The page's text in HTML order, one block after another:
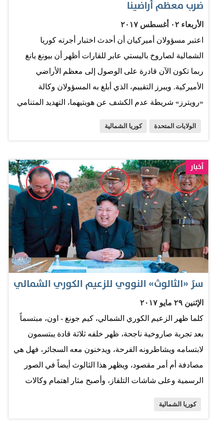
ضرب معظم أراضينا
الأربعاء ٠٢ أغسطس ٢٠١٧
اعتبر مسؤولان أميركيان أن أحدث اختبار أجرته كوريا
الشمالية لصاروخ باليستي عابر للقارات أظهر أن بيونغ يانغ
ربما تكون الآن قادرة على الوصول إلى معظم الأراضي
الأميركية. ويبرز التقييم، الذي أبلغ به المسؤولان وكالة
«رويترز» شريطة عدم الكشف عن هويتيهما، التهديد المتنامي
يريد تطوير صاروخ باليستي عابر للقارات لمنع أي هجوم على
بلاده ولاكتساب مشروعية دولية، وليس لشن هجوم على
الولايات المتحدة أو حلفائها يعرف أنه سيكون انتحاراً. بدوره،
قال الناطق باسم وزارة الدفاع الأميركية الكابتن بالبحرية
جيف ديفيز في إفادة صحافية «تفاصيل تقييمنا سرية لأسباب
آمل أن تفهموها» معترفا فقط بأن الصاروخ يمكنه التحليق
لمسافة 5500 كيلومتر وهو المدى الأدنى لما تعتبره الوزارة
صاروخاً باليستياً عابراً للقارات. في هذه الأجواء المتوترة، قال
سفير الصين لدى الأمم المتحدة لو جيي إن واشنطن وبيونغ
يانغ تتحملان المسؤولية الرئيسية لتخفيف التوتر بينهما وليس
الصين. وقال لو جيي للصحافيين في نيويورك «مهما كانت
قدرات الصين، فإن جهودها لن تعطي نتائج عملية لأن هذا
يعتمد على الطرفين الرئيسيين». المصدر: البيان
الولايات المتحدة كوريا الشمالية
أخبار
سرّ «الثالوث» النووي للزعيم الكوري الشمالي
الإثنين ٢٩ مايو ٢٠١٧
كلما ظهر الزعيم الكوري الشمالي، كيم جونغ - اون، مبتسماً
بعد تجربة صاروخية ناجحة، ظهر خلفه ثلاثة قادة يبتسمون
لابتسامه ويشاطرونه الفرحة، ويدخنون معه السجائر، فهل هي
مصادفة أم أمر مقصود، ويظهر هذا الثالوث أيضاً في الصور
الرسمية وعلى شاشات التلفاز، وأصبح مثار اهتمام وكالات
كوريا الشمالية